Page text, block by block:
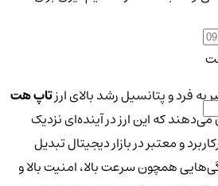
فرد و پتانسیل رشد بالای ارزتاپ هت
که این ارز در آینده‌ای نزدیک
و معتبر در بازار دیجیتال تبدیل
همچون سرعت بالا، امنیت بالا و